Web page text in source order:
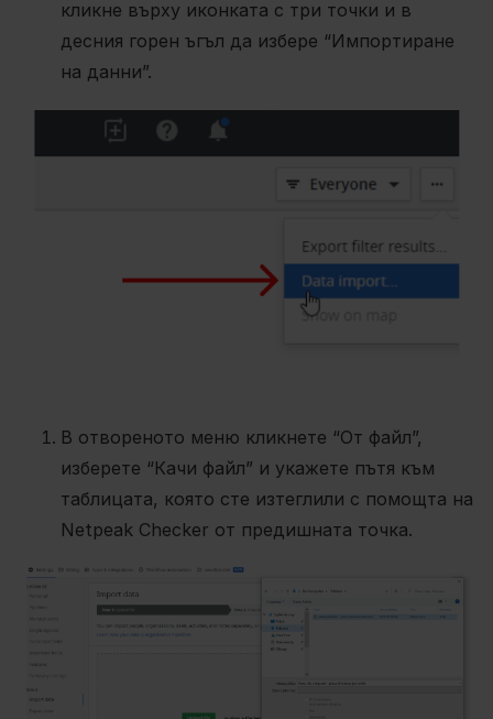
кликне върху иконката с три точки и в
десния горен ъгъл да избере “Импортиране
на данни”.
В отвореното меню кликнете “От файл”,
изберете “Качи файл” и укажете пътя към
таблицата, която сте изтеглили с помощта на
Netpeak Checker от предишната точка.